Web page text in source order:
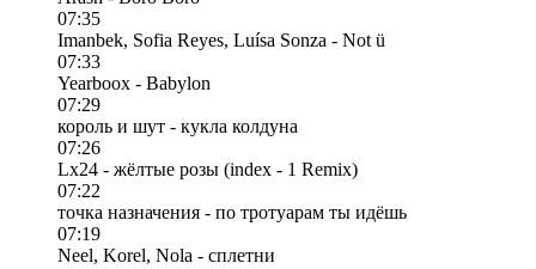
07:35
Imanbek, Sofia Reyes, Luísa Sonza - Not ü
07:33
Yearboox - Babylon
07:29
король и шут - кукла колдуна
07:26
Lx24 - жёлтые розы (index - 1 Remix)
07:22
точка назначения - по тротуарам ты идёшь
07:19
Neel, Korel, Nola - сплетни